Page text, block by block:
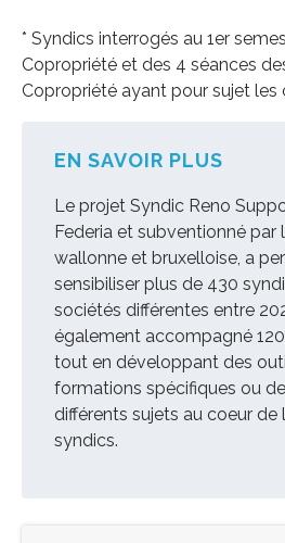
* Syndics interrogés au 1er
Copropriété et des 4 séances
Copropriété ayant pour sujet
EN SAVOIR PLUS
Le projet Syndic Reno
Federia et subventionné par
wallonne et bruxelloise, a
sensibiliser plus de 430
sociétés différentes entre
également accompagné
tout en développant des
formations spécifiques ou
différents sujets au coeur de
syndics.